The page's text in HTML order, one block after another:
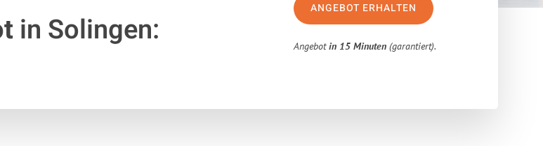
in Solingen:
ANGEBOT ERHALTEN
Angebotin 15 Minuten (garantiert).